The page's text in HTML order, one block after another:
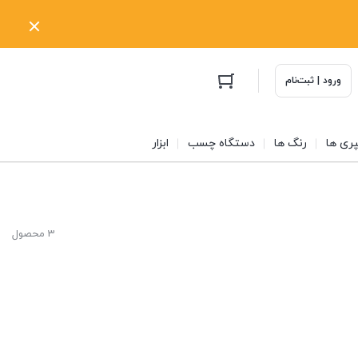
ورود | ثبت‌نام
ها رنگ ها دستگاه چسب ابزار
3 محصول